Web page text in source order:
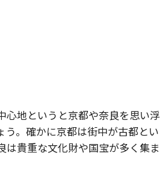
心地というと京都や奈良を思い浮
う。確かに京都は街中が古都とい
は貴重な文化財や国宝が多く集ま